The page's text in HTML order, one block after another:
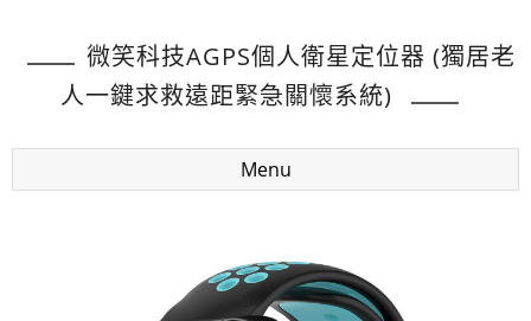
微笑科技AGPS個人衛星定位器 (獨居老
人一鍵求救遠距緊急關懷系統)
Menu